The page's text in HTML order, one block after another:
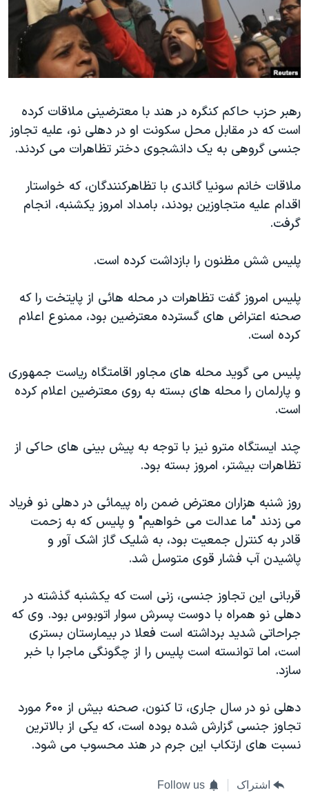
فرهنگ و زندگی
حقوق شهروندی
اقتصادی
اسرائیل در جنگ
گالری عکس
مستندها
انتخابات ریاست جمهوری آمریکا ۲۰۲۴
حمله جمهوری اسلامی به اسرائیل
ورزش زنان در ایران
اعتراضات زن، زندگی، آزادی
تریبونال مردمی آبان ۹۸
دادگاه حمید نوری
قانون شفافیت دارائی کادر رهبری ایران
اسرائیل در جنگ
نرگس محمدی برنده جایزه نوبل صلح
صفحه‌های ویژه
سفر پرزیدنت ترامپ به چین
دنبال کنید
زبانهای مختلف
رهبر حزب حاکم کنگره در هند با معترضینی ملاقات کرده
است که در مقابل محل سکونت او در دهلی نو، علیه تجاوز
جنسی گروهی به یک دانشجوی دختر تظاهرات می کردند.
ملاقات خانم سونیا گاندی با تظاهرکنندگان، که خواستار
اقدام علیه متجاوزین بودند، بامداد امروز یکشنبه، انجام
گرفت.
پلیس شش مظنون را بازداشت کرده است.
پلیس امروز گفت تظاهرات در محله هائی از پایتخت را که
صحنه اعتراض های گسترده معترضین بود، ممنوع اعلام
کرده است.
پلیس می گوید محله های مجاور اقامتگاه ریاست جمهوری
و پارلمان را محله های بسته به روی معترضین اعلام کرده
است.
چند ایستگاه مترو نیز با توجه به پیش بینی های حاکی از
تظاهرات بیشتر، امروز بسته بود.
روز شنبه هزاران معترض ضمن راه پیمائی در دهلی نو فریاد
می زدند "ما عدالت می خواهیم" و پلیس که به زحمت
قادر به کنترل جمعیت بود، به شلیک گاز اشک آور و
پاشیدن آب فشار قوی متوسل شد.
قربانی این تجاوز جنسی، زنی است که یکشنبه گذشته در
دهلی نو همراه با دوست پسرش سوار اتوبوس بود. وی که
جراحاتی شدید برداشته است فعلا در بیمارستان بستری
است، اما توانسته است پلیس را از چگونگی ماجرا با خبر
سازد.
دهلی نو در سال جاری، تا کنون، صحنه بیش از ۶۰۰ مورد
تجاوز جنسی گزارش شده بوده است، که یکی از بالاترین
نسبت های ارتکاب این جرم در هند محسوب می شود.
اشتراک Follow us